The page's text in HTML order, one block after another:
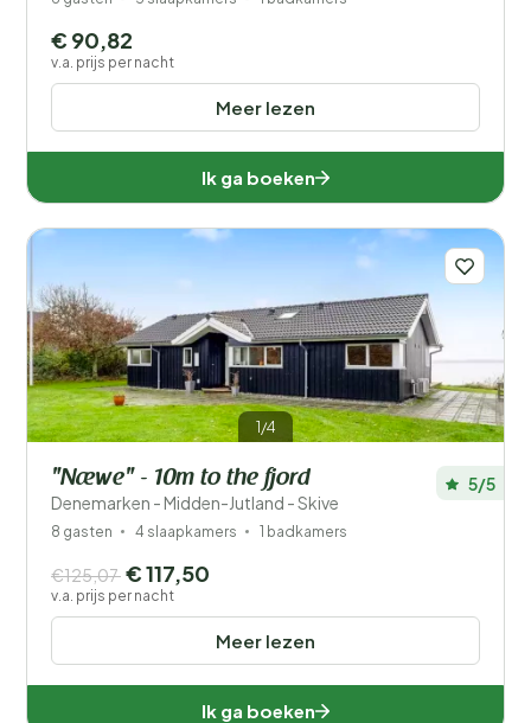
Meer lezen
€ 90,82
v.a. prijs per nacht
Ik ga boeken
1/4
"Næwe" - 10m to the fjord
Denemarken - Midden-Jutland - Skive
5/5
8 gasten 4 slaapkamers 1 badkamers
Meer lezen
€125,07 € 117,50
v.a. prijs per nacht
Ik ga boeken